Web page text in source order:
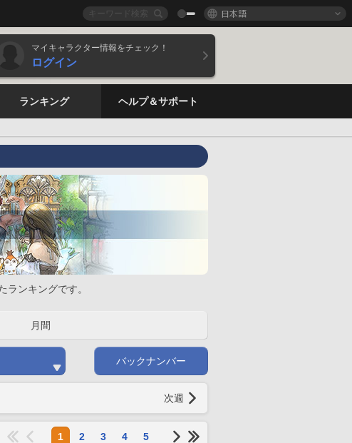
日本語
マイキャラクター情報をチェック！
ログイン
ランキング ヘルプ＆サポート
ンキングです。
月間
バックナンバー
次週
1 2 3 4 5